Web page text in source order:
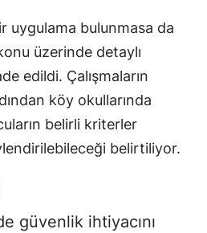
uygulama bulunmasa da
üzerinde detaylı
edildi. Çalışmaların
köy okullarında
belirli kriterler
belirtiliyor.
güvenlik ihtiyacını